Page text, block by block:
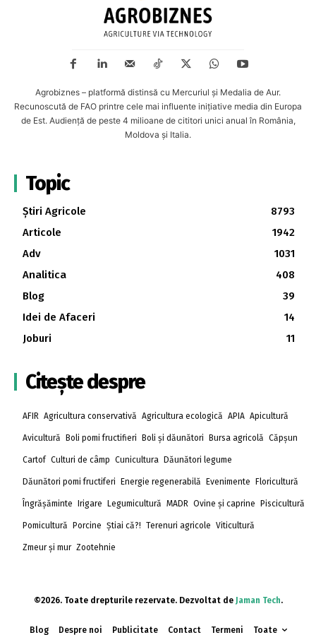
Agrobiznes – platformă distinsă cu Mercuriul și Medalia de Aur.
Recunoscută de FAO printre cele mai influente inițiative media din Europa
de Est. Audiență de peste 4 milioane de cititori unici anual în România,
Moldova și Italia.
Topic
Știri Agricole
8793
Articole
1942
Adv
1031
Analitica
408
Blog
39
Idei de Afaceri
14
Joburi
11
Citește despre
AFIR Agricultura conservativă Agricultura ecologică APIA Apicultură
Avicultură Boli pomi fructifieri Boli și dăunători Bursa agricolă Căpșun
Cartof Culturi de câmp Cunicultura Dăunători legume
Dăunători pomi fructiferi Energie regenerabilă Evenimente Floricultură
Îngrășăminte Irigare Legumicultură MADR Ovine și caprine Piscicultură
Pomicultură Porcine Știai că?! Terenuri agricole Viticultură
Zmeur și mur Zootehnie
©2026. Toate drepturile rezervate. Dezvoltat de Jaman Tech.
Blog Despre noi Publicitate Contact Termeni Toate